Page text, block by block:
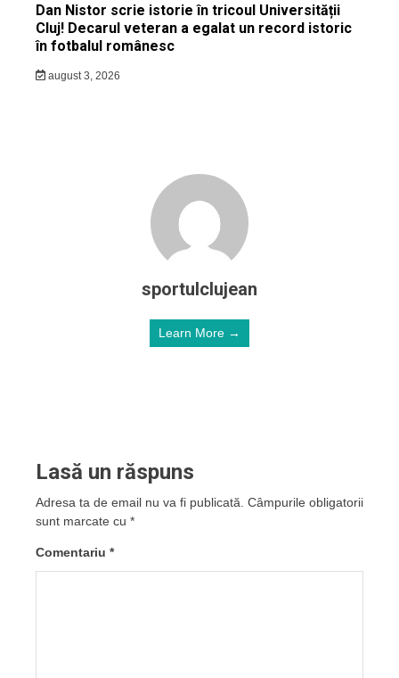
Dan Nistor scrie istorie în tricoul Universității
Cluj! Decarul veteran a egalat un record istoric
în fotbalul românesc
august 3, 2026
sportulclujean
Learn More →
Lasă un răspuns
Adresa ta de email nu va fi publicată. Câmpurile obligatorii
sunt marcate cu *
Comentariu *